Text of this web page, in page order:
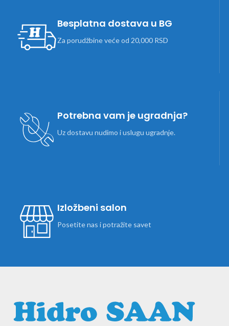
Besplatna dostava u BG
Za porudžbine veće od 20,000 RSD
Potrebna vam je ugradnja?
Uz dostavu nudimo i uslugu ugradnje.
Izložbeni salon
Posetite nas i potražite savet